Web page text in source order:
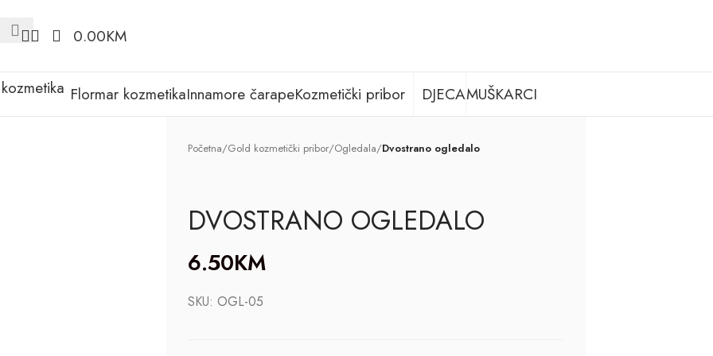
0.00KM
Flormar kozmetikaInnamore čarapeKozmetički pribor DJECAMUŠKARCI
Početna/Gold kozmetički pribor/Ogledala/Dvostrano ogledalo
DVOSTRANO OGLEDALO
6.50KM
SKU: OGL-05